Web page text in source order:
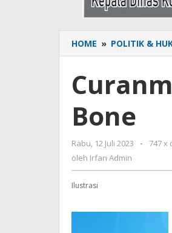
HOME » POLITIK &
Bone
Rabu, 12 Juli 2023
oleh
-
747 x
oleh Irfan Admin
Ilustrasi